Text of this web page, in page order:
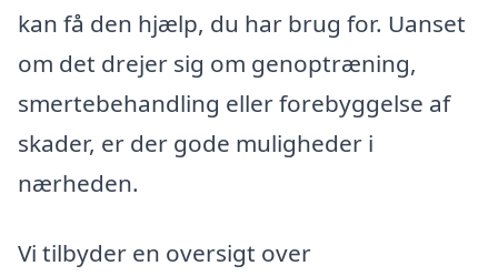
kan få den hjælp, du har brug for. Uanset
om det drejer sig om genoptræning,
smertebehandling eller forebyggelse af
skader, er der gode muligheder i
nærheden.
Vi tilbyder en oversigt over